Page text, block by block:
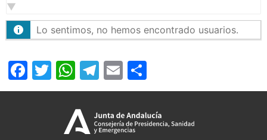
Lo sentimos, no hemos encontrado usuarios.
Facebook
Twitter
WhatsApp
Telegram
Email